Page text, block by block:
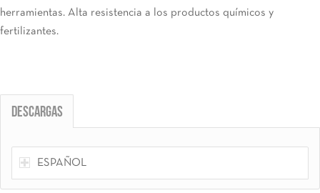
herramientas. Alta resistencia a los productos químicos y
fertilizantes.
Descargas
ESPAÑOL